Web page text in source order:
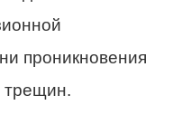
проникновения
трещин.